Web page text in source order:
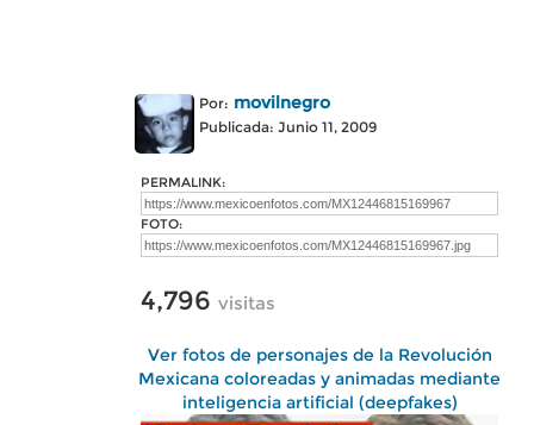
Por: movilnegro
Publicada: Junio 11, 2009
PERMALINK:
FOTO:
4,796 visitas
Ver fotos de personajes de la Revolución
Mexicana coloreadas y animadas mediante
inteligencia artificial (deepfakes)